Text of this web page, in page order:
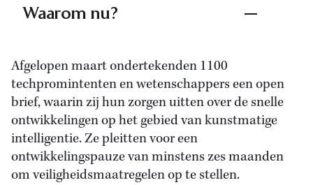
Waarom nu?
Afgelopen maart ondertekenden 1100
techpromintenten en wetenschappers een open
brief, waarin zij hun zorgen uitten over de snelle
ontwikkelingen op het gebied van kunstmatige
intelligentie. Ze pleitten voor een
ontwikkelingspauze van minstens zes maanden
om veiligheidsmaatregelen op te stellen.